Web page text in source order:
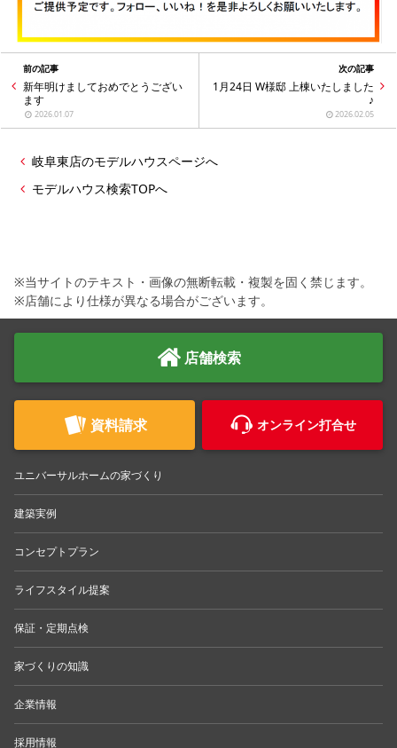
前の記事
新年明けましておめでとうござい
ます
2026.01.07
次の記事
1月24日 W様邸 上棟いたしました
♪
2026.02.05
岐阜東店のモデルハウスページへ
モデルハウス検索TOPへ
※当サイトのテキスト・画像の無断転載・複製を固く禁じます。
※店舗により仕様が異なる場合がございます。
店舗検索
資料請求 オンライン打合せ
ユニバーサルホームの家づくり
建築実例
コンセプトプラン
ライフスタイル提案
保証・定期点検
家づくりの知識
企業情報
採用情報